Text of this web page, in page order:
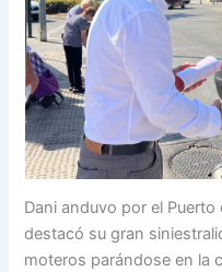
Dani anduvo por el
destacó su gran
moteros parándose en la